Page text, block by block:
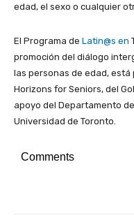
edad, el sexo o cualquier
El Programa de Latin@s en
promoción del diálogo
las personas de edad,
Horizons for Seniors, del
apoyo del Departamento
Universidad de Toronto.
Comments